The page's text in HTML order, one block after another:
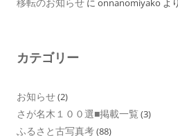
に onnanomiyako より
カテゴリー
お知らせ(2)
さが名木１００選■掲載一覧 (3)
ふるさと古写真考(88)